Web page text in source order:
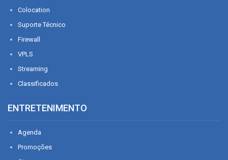
Colocation
Suporte Técnico
Firewall
VPLS
Streaming
Classificados
ENTRETENIMENTO
Agenda
Promoções